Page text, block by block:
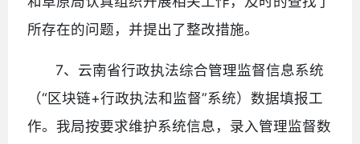
所存在的问题，并提出了整改措施。
7、云南省行政执法综合管理监督信息系统
（“区块链+行政执法和监督”系统）数据填报工
作。我局按要求维护系统信息，录入管理监督数